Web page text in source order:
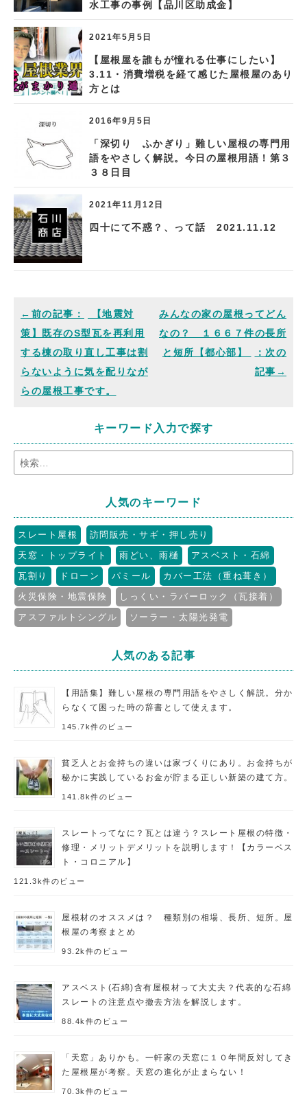
水工事の事例【品川区助成金】
2021年5月5日
【屋根屋を誰もが憧れる仕事にしたい】
3.11・消費増税を経て感じた屋根屋のあり
方とは
2016年9月5日
「深切り ふかぎり」難しい屋根の専門用
語をやさしく解説。今日の屋根用語！第３
３８日目
2021年11月12日
四十にて不惑？、って話 2021.11.12
【地震対
策】既存のS型瓦を再利用
する棟の取り直し工事は割
らないように気を配りなが
らの屋根工事です。
みんなの家の屋根ってどん
なの？ １６６７件の長所
と短所【都心部】
キーワード入力で探す
人気のキーワード
スレート屋根
訪問販売・サギ・押し売り
天窓・トップライト
雨どい、雨樋
アスベスト・石綿
瓦割り
ドローン パミール
カバー工法（重ね葺き）
火災保険・地震保険
しっくい・ラバーロック（瓦接着）
アスファルトシングル
ソーラー・太陽光発電
人気のある記事
【用語集】難しい屋根の専門用語をやさしく解説。分か
らなくて困った時の辞書として使えます。
145.7k件のビュー
貧乏人とお金持ちの違いは家づくりにあり。お金持ちが
秘かに実践しているお金が貯まる正しい新築の建て方。
141.8k件のビュー
スレートってなに？瓦とは違う？スレート屋根の特徴・
修理・メリットデメリットを説明します！【カラーベス
ト・コロニアル】
121.3k件のビュー
屋根材のオススメは？ 種類別の相場、長所、短所。屋
根屋の考察まとめ
93.2k件のビュー
アスベスト(石綿)含有屋根材って大丈夫？代表的な石綿
スレートの注意点や撤去方法を解説します。
88.4k件のビュー
「天窓」ありかも。一軒家の天窓に１０年間反対してき
た屋根屋が考察。天窓の進化が止まらない！
70.3k件のビュー